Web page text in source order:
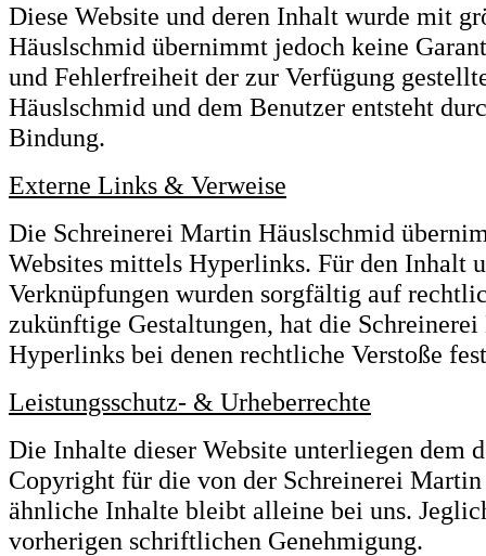
Diese Website und deren Inhalt wurde mit
Häuslschmid übernimmt jedoch keine
und Fehlerfreiheit der zur Verfügung
Häuslschmid und dem Benutzer entsteht
Bindung.
Externe Links & Verweise
Die Schreinerei Martin Häuslschmid
Websites mittels Hyperlinks. Für den Inhalt
Verknüpfungen wurden sorgfältig auf
zukünftige Gestaltungen, hat die
Hyperlinks bei denen rechtliche Verstoße
Leistungsschutz- & Urheberrechte
Die Inhalte dieser Website unterliegen dem
Copyright für die von der Schreinerei
ähnliche Inhalte bleibt alleine bei uns.
vorherigen schriftlichen Genehmigung.